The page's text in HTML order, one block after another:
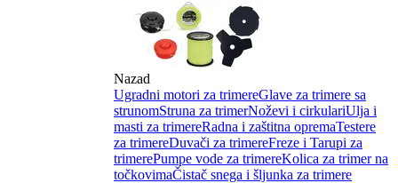
Nazad
Ugradni motori za trimereGlave za trimere sa
strunomStruna za trimerNoževi i cirkulariUlja i
masti za trimereRadna i zaštitna opremaTestere
za trimereDuvači za trimereFreze i Tarupi za
trimerePumpe vode za trimereKolica za trimer na
točkovimaČistač snega i šljunka za trimere